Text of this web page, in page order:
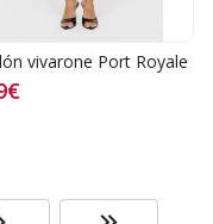
vivarone Port Royale